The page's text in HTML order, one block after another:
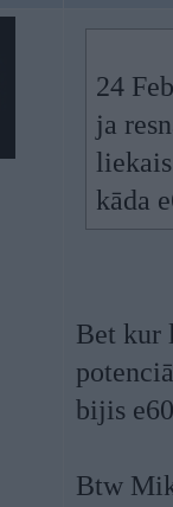
24
ja
kāda
Bet kur
bijis
Btw